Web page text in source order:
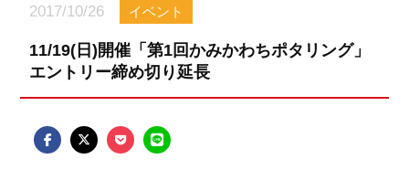
2017/10/26 イベント
11/19(日)開催「第1回かみかわちポタリング」
エントリー締め切り延長